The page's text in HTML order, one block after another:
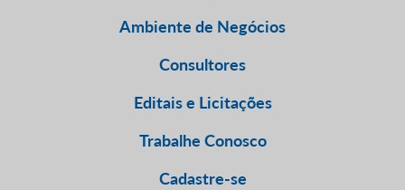
Ambiente de Negócios
Consultores
Editais e Licitações
Trabalhe Conosco
Cadastre-se